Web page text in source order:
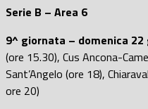
Serie B – Area 6
9^ giornata – domenica 22
(ore 15.30), Cus Ancona-
Sant’Angelo (ore 18),
ore 20)